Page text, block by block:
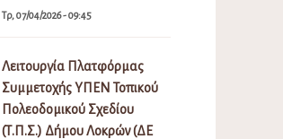
Τρ, 07/04/2026 - 09:45
Λειτουργία Πλατφόρμας
Συμμετοχής ΥΠΕΝ Τοπικού
Πολεοδομικού Σχεδίου
(Τ.Π.Σ.) Δήμου Λοκρών (ΔΕ